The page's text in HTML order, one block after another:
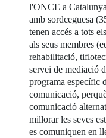
l'ONCE a
amb sordceguesa
tenen accés a tots
als seus membres
rehabilitació,
servei de mediació
programa específic
comunicació,
comunicació
millorar les seves
es comuniquen en